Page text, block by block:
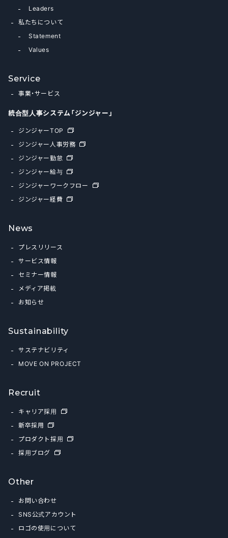
Leaders
私たちについて
Statement
Values
Service
事業・サービス
統合型人事システム「ジンジャー」
ジンジャーTOP
ジンジャー人事労務
ジンジャー勤怠
ジンジャー給与
ジンジャーワークフロー
ジンジャー経費
News
プレスリリース
サービス情報
セミナー情報
メディア掲載
お知らせ
Sustainability
サステナビリティ
MOVE ON PROJECT
Recruit
キャリア採用
新卒採用
プロダクト採用
採用ブログ
Other
お問い合わせ
SNS公式アカウント
ロゴの使用について